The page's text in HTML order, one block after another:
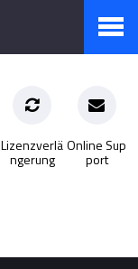
Lizenzverlä
ngerung
Online Sup
port